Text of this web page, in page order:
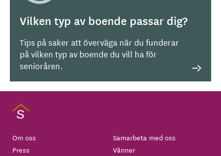
Vilken typ av boende passar dig?
Tips på saker att överväga när du funderar
på vilken typ av boende du vill ha för
senioråren.
Om oss
Press
Samarbeta med oss
Vänner